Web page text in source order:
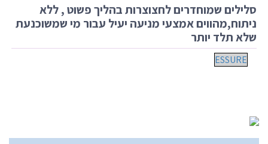
סלילים שמוחדרים לחצוצרות בהליך פשוט , ללא
ניתוח,מהווים אמצעי מניעה יעיל עבור מי שמשוכנעת
שלא תלד יותר
ESSURE